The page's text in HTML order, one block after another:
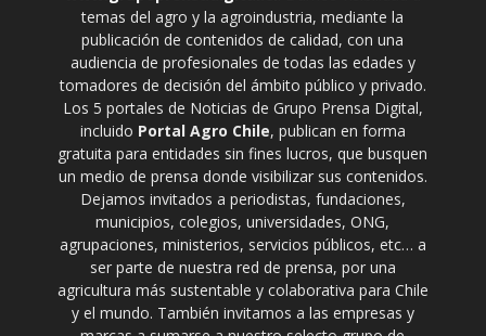
temas del agro y la agroindustria, mediante la
publicación de contenidos de calidad, con una
audiencia de profesionales de todas las edades y
tomadores de decisión del ámbito público y privado.
Los 5 portales de Noticias de Grupo Prensa Digital,
incluido Portal Agro Chile, publican en forma
gratuita para entidades sin fines lucros, que busquen
un medio de prensa donde visibilizar sus contenidos.
Dejamos invitados a periodistas, fundaciones,
municipios, colegios, universidades, ONG,
agrupaciones, ministerios, servicios públicos, etc… a
ser parte de nuestra red de prensa, por una
agricultura más sustentable y colaborativa para Chile
y el mundo. También invitamos a las empresas y